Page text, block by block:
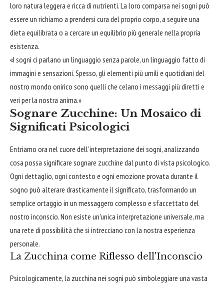
loro natura leggera e ricca di nutrienti. La loro comparsa nei sogni può
essere un richiamo a prendersi cura del proprio corpo, a seguire una
dieta equilibrata o a cercare un equilibrio più generale nella propria
esistenza.
«I sogni ci parlano un linguaggio senza parole, un linguaggio fatto di
immagini e sensazioni. Spesso, gli elementi più umili e quotidiani del
nostro mondo onirico sono quelli che celano i messaggi più diretti e
veri per la nostra anima.»
Sognare Zucchine: Un Mosaico di
Significati Psicologici
Entriamo ora nel cuore dell'interpretazione dei sogni, analizzando
cosa possa significare sognare zucchine dal punto di vista psicologico.
Ogni dettaglio, ogni contesto e ogni emozione provata durante il
sogno può alterare drasticamente il significato, trasformando un
semplice ortaggio in un messaggero complesso e sfaccettato del
nostro inconscio. Non esiste un'unica interpretazione universale, ma
una rete di possibilità che si intrecciano con la nostra esperienza
personale.
La Zucchina come Riflesso dell'Inconscio
Psicologicamente, la zucchina nei sogni può simboleggiare una vasta